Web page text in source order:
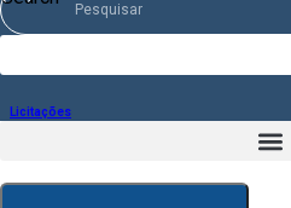
Licitações